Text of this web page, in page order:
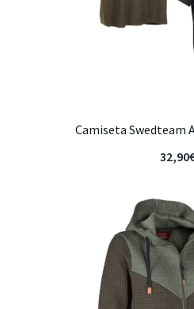
Camiseta Swedteam
32,90